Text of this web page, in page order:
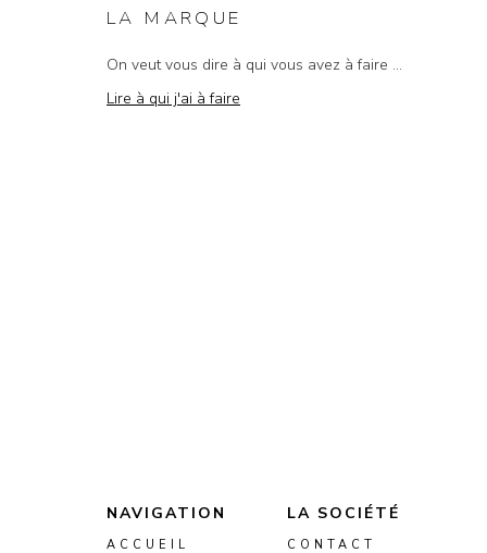
LA MARQUE
On veut vous dire à qui vous avez à faire ...
Lire à qui j'ai à faire
NAVIGATION
ACCUEIL
LA SOCIÉTÉ
CONTACT